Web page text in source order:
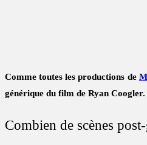
Comme toutes les productions de
générique du film de Ryan Coogler.
Combien de scènes